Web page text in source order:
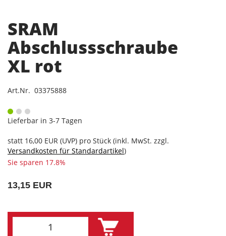
SRAM
Abschlussschraube
XL rot
Art.Nr. 03375888
Lieferbar in 3-7 Tagen
statt 16,00 EUR (UVP) pro Stück (inkl. MwSt. zzgl.
Versandkosten für Standardartikel)
Sie sparen 17.8%
13,15 EUR